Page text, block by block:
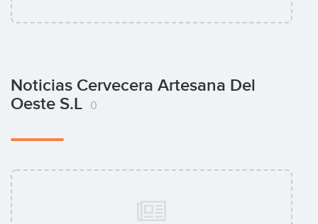
Noticias Cervecera Artesana Del
Oeste S.L
0